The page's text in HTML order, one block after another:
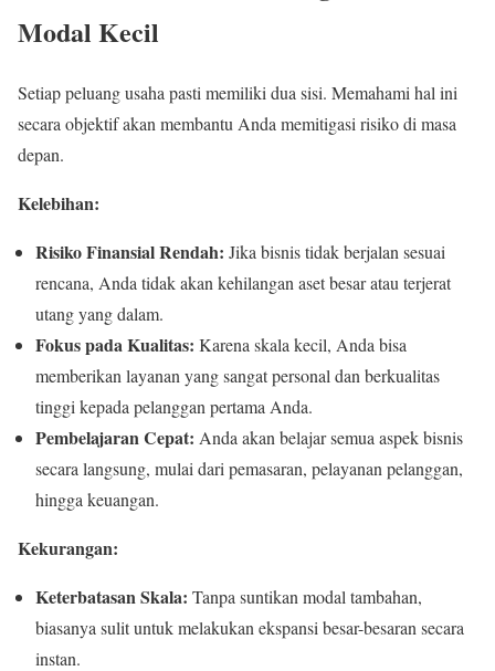
Modal Kecil
Setiap peluang usaha pasti memiliki dua sisi. Memahami hal ini
secara objektif akan membantu Anda memitigasi risiko di masa
depan.
Kelebihan:
Risiko Finansial Rendah: Jika bisnis tidak berjalan sesuai
rencana, Anda tidak akan kehilangan aset besar atau terjerat
utang yang dalam.
Fokus pada Kualitas: Karena skala kecil, Anda bisa
memberikan layanan yang sangat personal dan berkualitas
tinggi kepada pelanggan pertama Anda.
Pembelajaran Cepat: Anda akan belajar semua aspek bisnis
secara langsung, mulai dari pemasaran, pelayanan pelanggan,
hingga keuangan.
Kekurangan:
Keterbatasan Skala: Tanpa suntikan modal tambahan,
biasanya sulit untuk melakukan ekspansi besar-besaran secara
instan.